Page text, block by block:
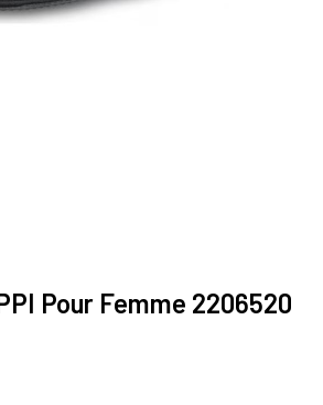
Pour Femme 2206520